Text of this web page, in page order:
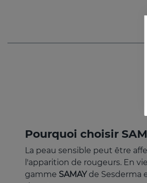
Pourquoi choisir
La peau sensible peut être
l'apparition de rougeurs. En
gamme SAMAYde Sesderma